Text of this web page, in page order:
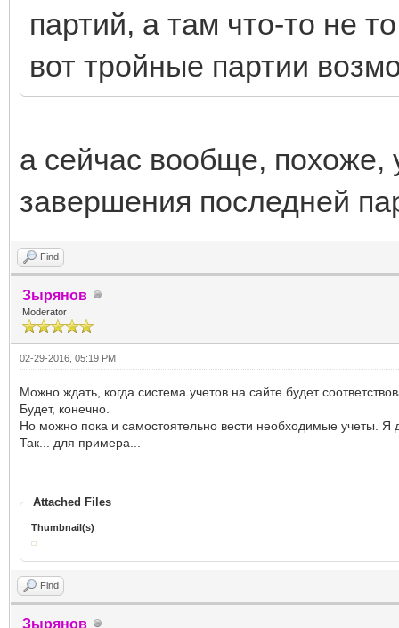
партий, а там что-то не
вот тройные партии
а сейчас вообще, похоже,
завершения последней
Find
Зырянов
Moderator
02-29-2016, 05:19 PM
Можно ждать, когда система учетов на сайте будет
Будет, конечно.
Но можно пока и самостоятельно вести необходимые учеты. Я
Так... для примера...
Attached Files
Thumbnail(s)
Find
Зырянов